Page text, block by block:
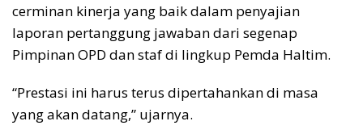
cerminan kinerja yang baik dalam penyajian
laporan pertanggung jawaban dari segenap
Pimpinan OPD dan staf di lingkup Pemda Haltim.
“Prestasi ini harus terus dipertahankan di masa
yang akan datang,” ujarnya.